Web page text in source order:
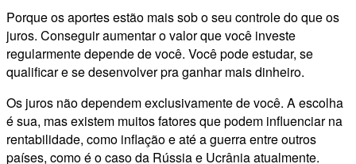
Porque os aportes estão mais sob o seu controle do que os
juros. Conseguir aumentar o valor que você investe
regularmente depende de você. Você pode estudar, se
qualificar e se desenvolver pra ganhar mais dinheiro.
Os juros não dependem exclusivamente de você. A escolha
é sua, mas existem muitos fatores que podem influenciar na
rentabilidade, como inflação e até a guerra entre outros
países, como é o caso da Rússia e Ucrânia atualmente.